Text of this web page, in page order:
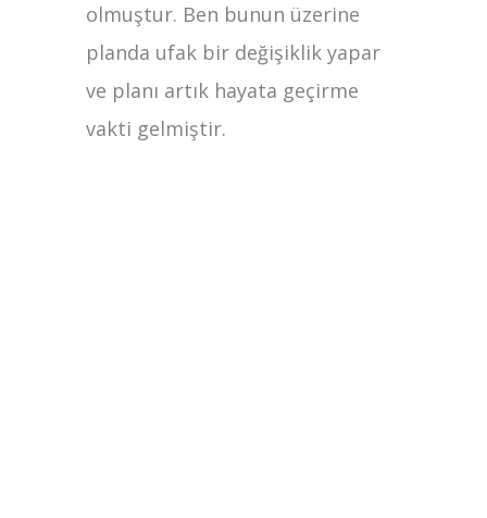
olmuştur. Ben bunun üzerine
planda ufak bir değişiklik yapar
ve planı artık hayata geçirme
vakti gelmiştir.